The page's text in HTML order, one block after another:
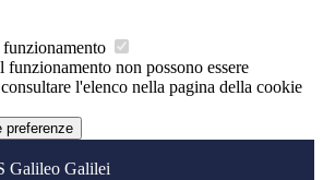
funzionamento non possono essere
l'elenco nella pagina della cookie
preferenze
Galileo Galilei